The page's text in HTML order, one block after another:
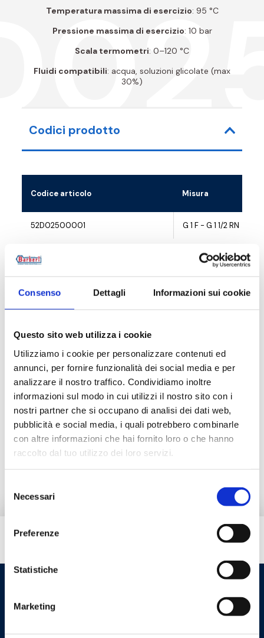
Consenso Dettagli Informazioni sui cookie
Questo sito web utilizza i cookie
Utilizziamo i cookie per personalizzare contenuti ed
annunci, per fornire funzionalità dei social media e per
analizzare il nostro traffico. Condividiamo inoltre
informazioni sul modo in cui utilizzi il nostro sito con i
nostri partner che si occupano di analisi dei dati web,
pubblicità e social media, i quali potrebbero combinarle
con altre informazioni che hai fornito loro o che hanno
raccolto dal tuo utilizzo dei loro servizi.
delNecessari
Preferenze
Statistiche
Marketing
Temperatura massima di esercizio: 95 °C
Pressione massima di esercizio: 10 bar
Scala termometri: 0–120 °C
Fluidi compatibili: acqua, soluzioni glicolate (max
30%)
Codici prodotto
Codice articolo Misura
52D02500001 G 1 F - G 1 1/2 RN
Descrizione
Documentazione
Accessori
Prodotti alternativi
Ricambi